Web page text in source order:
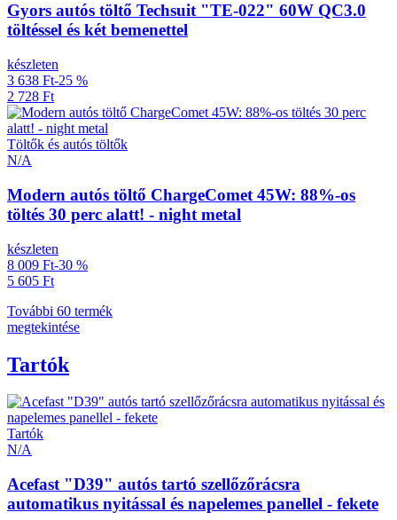
Gyors autós töltő Techsuit "TE-022" 60W QC3.0
töltéssel és két bemenettel
készleten
3 638 Ft-25 %
2 728 Ft
Töltők és autós töltők
N/A
Modern autós töltő ChargeComet 45W: 88%-os
töltés 30 perc alatt! - night metal
készleten
8 009 Ft-30 %
5 605 Ft
További 60 termék
megtekintése
Tartók
Tartók
N/A
Acefast "D39" autós tartó szellőzőrácsra
automatikus nyitással és napelemes panellel - fekete